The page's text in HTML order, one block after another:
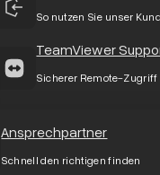
So nutzen Sie unser
TeamViewer
Sicherer Remote-Zugriff
Ansprechpartner
Schnell den richtigen finden